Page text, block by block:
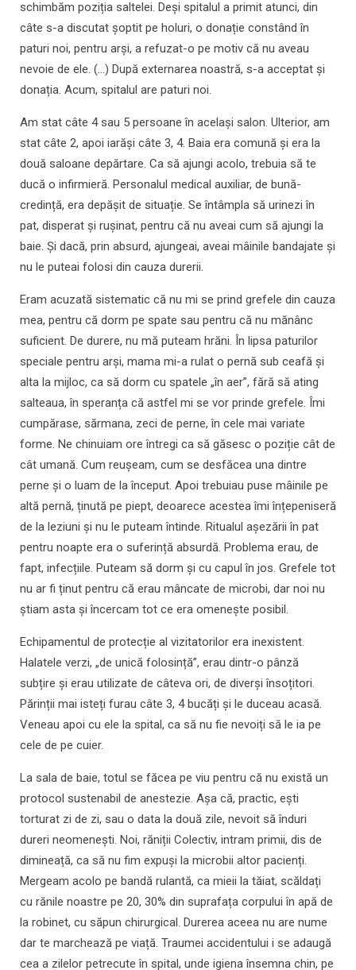
schimbăm poziția saltelei. Deși spitalul a primit atunci, din
câte s-a discutat șoptit pe holuri, o donație constând în
paturi noi, pentru arși, a refuzat-o pe motiv că nu aveau
nevoie de ele. (...) După externarea noastră, s-a acceptat și
donația. Acum, spitalul are paturi noi.
Am stat câte 4 sau 5 persoane în același salon. Ulterior, am
stat câte 2, apoi iarăși câte 3, 4. Baia era comună și era la
două saloane depărtare. Ca să ajungi acolo, trebuia să te
ducă o infirmieră. Personalul medical auxiliar, de bună-
credință, era depășit de situație. Se întâmpla să urinezi în
pat, disperat și rușinat, pentru că nu aveai cum să ajungi la
baie. Și dacă, prin absurd, ajungeai, aveai mâinile bandajate și
nu le puteai folosi din cauza durerii.
Eram acuzată sistematic că nu mi se prind grefele din cauza
mea, pentru că dorm pe spate sau pentru că nu mănânc
suficient. De durere, nu mă puteam hrăni. În lipsa paturilor
speciale pentru arși, mama mi-a rulat o pernă sub ceafă și
alta la mijloc, ca să dorm cu spatele „în aer”, fără să ating
salteaua, în speranța că astfel mi se vor prinde grefele. Îmi
cumpărase, sărmana, zeci de perne, în cele mai variate
forme. Ne chinuiam ore întregi ca să găsesc o poziție cât de
cât umană. Cum reușeam, cum se desfăcea una dintre
perne și o luam de la început. Apoi trebuiau puse mâinile pe
altă pernă, ținută pe piept, deoarece acestea îmi înțepeniseră
de la leziuni și nu le puteam întinde. Ritualul așezării în pat
pentru noapte era o suferință absurdă. Problema erau, de
fapt, infecțiile. Puteam să dorm și cu capul în jos. Grefele tot
nu ar fi ținut pentru că erau mâncate de microbi, dar noi nu
știam asta și încercam tot ce era omenește posibil.
Echipamentul de protecție al vizitatorilor era inexistent.
Halatele verzi, „de unică folosință”, erau dintr-o pânză
subțire și erau utilizate de câteva ori, de diverși însoțitori.
Părinții mai isteți furau câte 3, 4 bucăți și le duceau acasă.
Veneau apoi cu ele la spital, ca să nu fie nevoiți să le ia pe
cele de pe cuier.
La sala de baie, totul se făcea pe viu pentru că nu există un
protocol sustenabil de anestezie. Așa că, practic, ești
torturat zi de zi, sau o data la două zile, nevoit să înduri
dureri neomenești. Noi, răniții Colectiv, intram primii, dis de
dimineață, ca să nu fim expuși la microbii altor pacienți.
Mergeam acolo pe bandă rulantă, ca mieii la tăiat, scăldați
cu rănile noastre pe 20, 30% din suprafața corpului în apă de
la robinet, cu săpun chirurgical. Durerea aceea nu are nume
dar te marchează pe viață. Traumei accidentului i se adaugă
cea a zilelor petrecute în spital, unde igiena însemna chin, pe